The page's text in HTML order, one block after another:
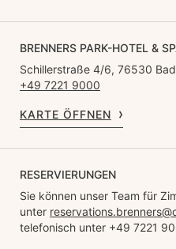
BRENNERS PARK-HOTEL &
Schillerstraße 4/6, 76530
+49 7221 9000
KARTE ÖFFNEN
RESERVIERUNGEN
Sie können unser Team für
unter
telefonisch unter +49 7221